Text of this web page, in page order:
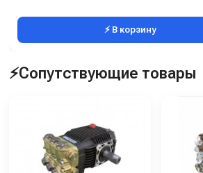
⚡ В корзину
⚡Сопутствующие товары